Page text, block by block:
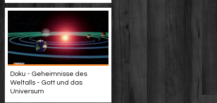
Doku - Geheimnisse des
Weltalls - Gott und das
Universum